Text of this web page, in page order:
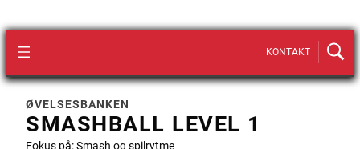
KONTAKT
ØVELSESBANKEN
SMASHBALL LEVEL 1
Fokus på: Smash og spilrytme